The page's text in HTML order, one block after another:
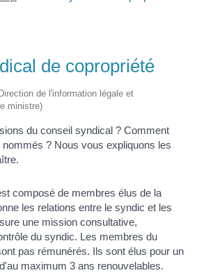
de copropriété
de l'information légale et
ministre)
du conseil syndical ? Comment
? Nous vous expliquons les
composé de membres élus de la
les relations entre le syndic et les
une mission consultative,
du syndic. Les membres du
pas rémunérés. Ils sont élus pour un
maximum 3 ans renouvelables.